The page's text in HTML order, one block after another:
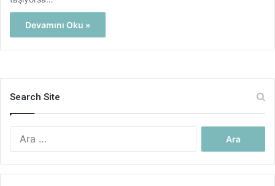
Devamını Oku »
Search Site